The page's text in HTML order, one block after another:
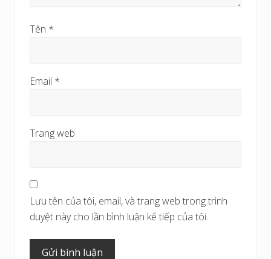
Tên *
Email *
Trang web
Lưu tên của tôi, email, và trang web trong trình
duyệt này cho lần bình luận kế tiếp của tôi.